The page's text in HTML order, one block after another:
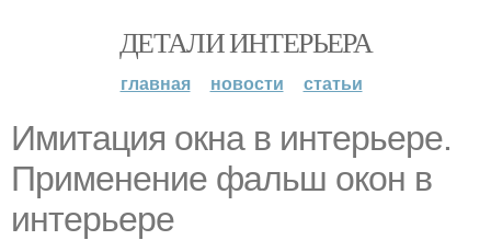
ДЕТАЛИ ИНТЕРЬЕРА
главная новости статьи
Имитация окна в интерьере.
Применение фальш окон в
интерьере